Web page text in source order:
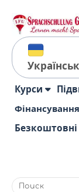
Курси
Фінансування